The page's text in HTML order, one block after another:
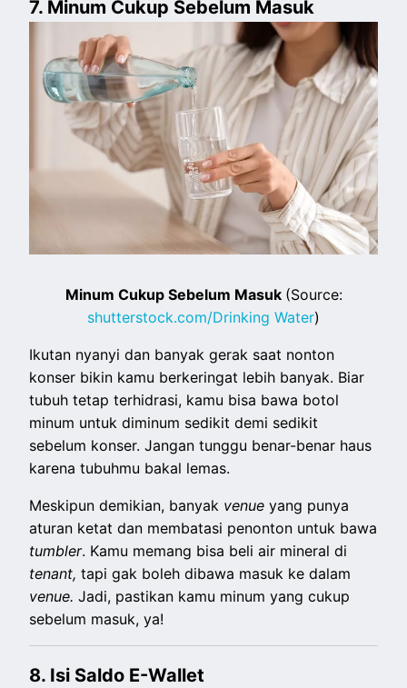
7. Minum Cukup Sebelum Masuk
Minum Cukup Sebelum Masuk (Source:
shutterstock.com/Drinking Water)
Ikutan nyanyi dan banyak gerak saat nonton
konser bikin kamu berkeringat lebih banyak. Biar
tubuh tetap terhidrasi, kamu bisa bawa botol
minum untuk diminum sedikit demi sedikit
sebelum konser. Jangan tunggu benar-benar haus
karena tubuhmu bakal lemas.
Meskipun demikian, banyak venueyang punya
aturan ketat dan membatasi penonton untuk bawa
tumbler. Kamu memang bisa beli air mineral di
tenant,tapi gak boleh dibawa masuk ke dalam
venue.Jadi, pastikan kamu minum yang cukup
sebelum masuk, ya!
8. Isi Saldo E-Wallet